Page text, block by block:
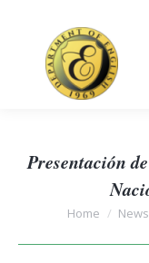
Presentación
You
Home News